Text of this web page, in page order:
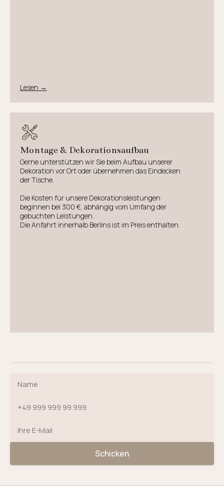
Lesen →
Montage & Dekorationsaufbau
Gerne unterstützen wir Sie beim Aufbau unserer
Dekoration vor Ort oder übernehmen das Eindecken
der Tische.
Die Kosten für unsere Dekorationsleistungen
beginnen bei 300 €, abhängig vom Umfang der
gebuchten Leistungen.
Die Anfahrt innerhalb Berlins ist im Preis enthalten.
Schicken